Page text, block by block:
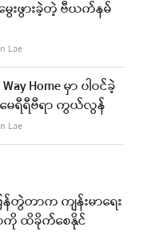
ေးဖွားခဲ့တဲ့ ဗီယက်နမ်
Lae
Home မှာ ပါဝင်ခဲ့
မေရီရီဗီရာ ကွယ်လွန်
Lae
န်တွဲတာက ကျန်းမာရေး
ကို ထိခိုက်စေနိုင်